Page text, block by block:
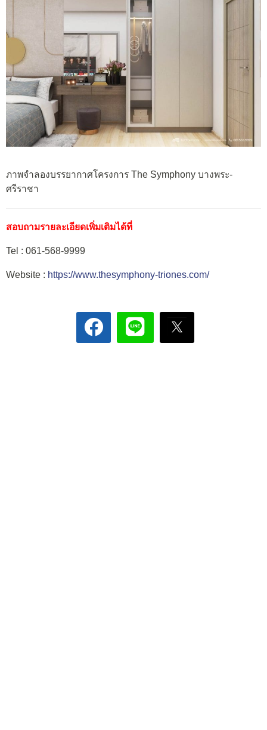
ภาพจำลองบรรยากาศโครงการ The Symphony บางพระ-
ศรีราชา
สอบถามรายละเอียดเพิ่มเติมได้ที่
Tel : 061-568-9999
Website : https://www.thesymphony-triones.com/